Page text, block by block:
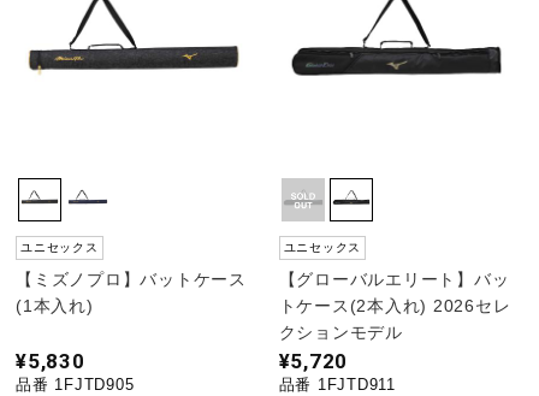
ユニセックス
【ミズノプロ】バットケース
(1本入れ)
¥5,830
品番 1FJTD905
ユニセックス
【グローバルエリート】バッ
トケース(2本入れ) 2026セレ
クションモデル
¥5,720
品番 1FJTD911